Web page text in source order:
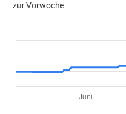
zur Vorwoche